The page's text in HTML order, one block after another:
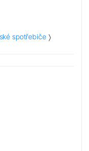
spotřebiče